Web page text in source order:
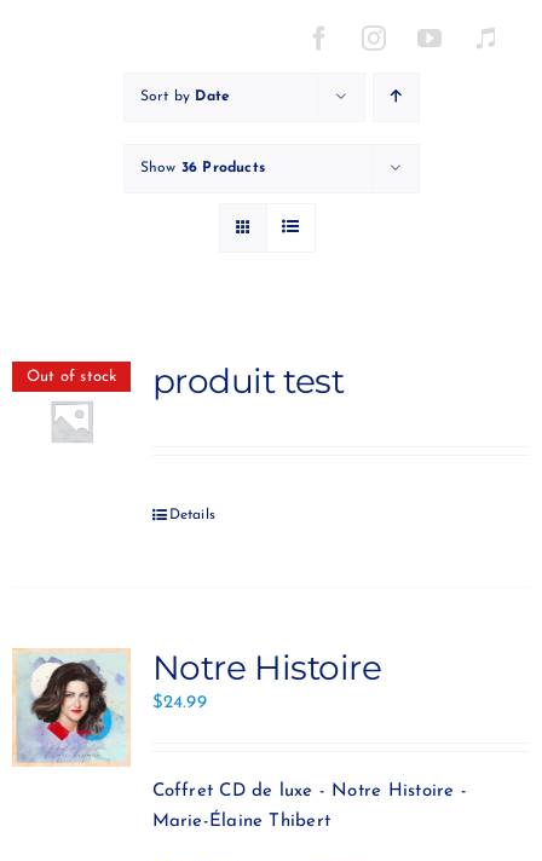
Sort by Date
Show 36 Products
Out of stock produit test
Details
Notre Histoire
$24.99
Coffret CD de luxe - Notre Histoire -
Marie-Élaine Thibert